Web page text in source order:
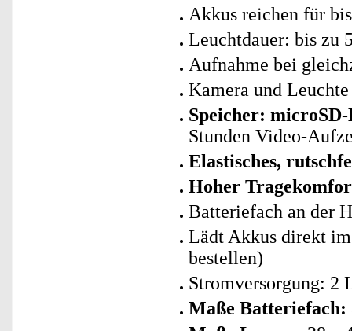
Akkus reichen für
Leuchtdauer: bis zu
Aufnahme bei
Kamera und
Speicher:
Stunden Video-
Elastisches,
Hoher
Batteriefach an der
Lädt Akkus direkt
bestellen)
Stromversorgung: 2
Maße Batteriefach: